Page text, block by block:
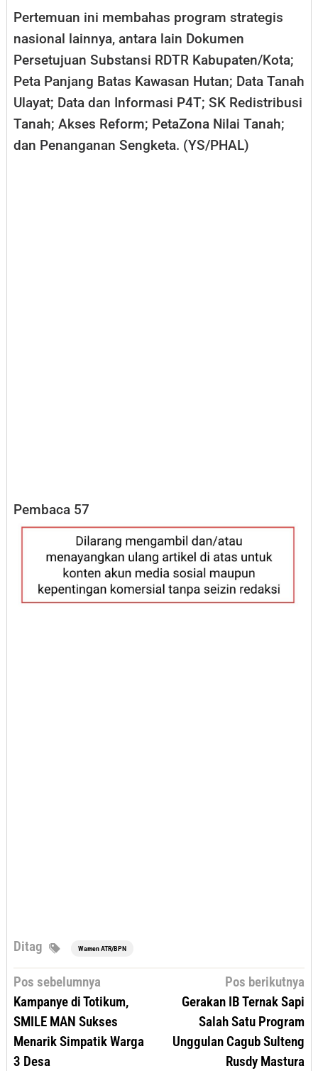
Pertemuan ini membahas program strategis
nasional lainnya, antara lain Dokumen
Persetujuan Substansi RDTR Kabupaten/Kota;
Peta Panjang Batas Kawasan Hutan; Data Tanah
Ulayat; Data dan Informasi P4T; SK Redistribusi
Tanah; Akses Reform; PetaZona Nilai Tanah;
dan Penanganan Sengketa. (YS/PHAL)
Pembaca 57
Ditag Wamen ATR/BPN
Navigasi
Pos sebelumnya
Kampanye di Totikum,
SMILE MAN Sukses
Menarik Simpatik Warga
3 Desa
Pos berikutnya
Gerakan IB Ternak Sapi
Salah Satu Program
Unggulan Cagub Sulteng
Rusdy Mastura